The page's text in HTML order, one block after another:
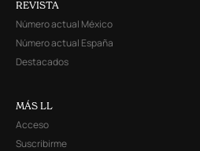
REVISTA
Número actual México
Número actual España
Destacados
MÁS LL
Acceso
Suscribirme